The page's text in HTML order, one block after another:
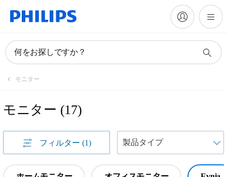
何をお探しですか？
モニター
モニター (17)
フィルター (1)